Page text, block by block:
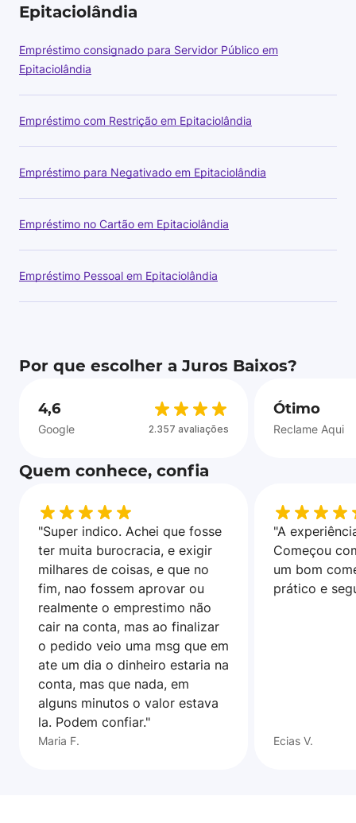
Epitaciolândia
Empréstimo consignado para Servidor Público em
Epitaciolândia
Empréstimo com Restrição em Epitaciolândia
Empréstimo para Negativado em Epitaciolândia
Empréstimo no Cartão em Epitaciolândia
Empréstimo Pessoal em Epitaciolândia
Por que escolher a Juros Baixos?
4,6
Google 2.357 avaliações
Ótimo
Reclame Aqui
Quem conhece, confia
"Super indico. Achei que fosse
ter muita burocracia, e exigir
milhares de coisas, e que no
fim, nao fossem aprovar ou
realmente o emprestimo não
cair na conta, mas ao finalizar
o pedido veio uma msg que em
ate um dia o dinheiro estaria na
conta, mas que nada, em
alguns minutos o valor estava
la. Podem confiar."
Maria F.
"A
Começou
um bom
prático e
Ecias V.